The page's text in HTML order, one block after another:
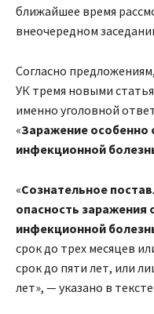
ближайшее время
внеочередном
Согласно
УК тремя новыми
именно уголовной
«Заражение особенно
инфекционной
«Сознательное
опасность заражения
инфекционной
срок до трех месяцев
срок до пяти лет, или
лет», — указано в